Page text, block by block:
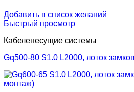
Добавить в список желаний
Быстрый просмотр
Кабеленесущие системы
Gq500-80 S1.0 L2000, лоток